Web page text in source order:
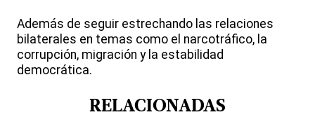
Además de seguir estrechando las relaciones
bilaterales en temas como el narcotráfico, la
corrupción, migración y la estabilidad
democrática.
RELACIONADAS